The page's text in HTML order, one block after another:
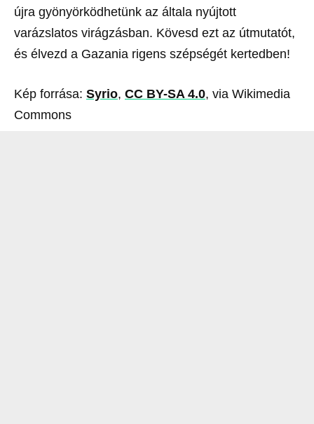
újra gyönyörködhetünk az általa nyújtott
varázslatos virágzásban. Kövesd ezt az útmutatót,
és élvezd a Gazania rigens szépségét kertedben!
Kép forrása: Syrio, CC BY-SA 4.0, via Wikimedia
Commons